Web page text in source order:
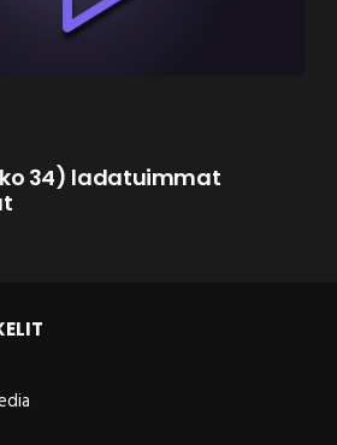
34) ladatuimmat